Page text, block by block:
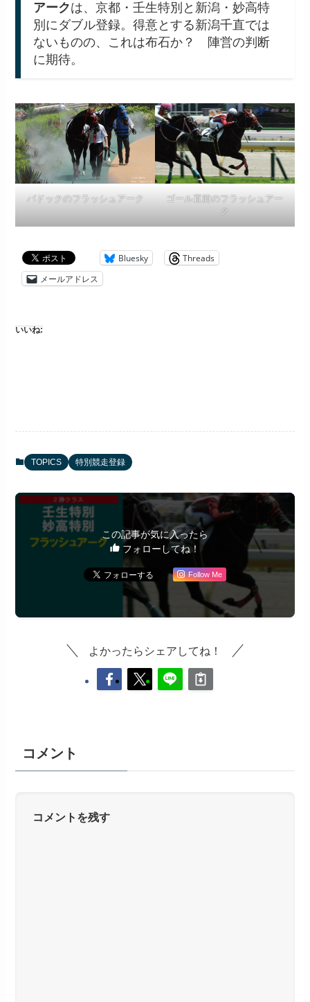
アークは、京都・壬生特別と新潟・妙高特
別にダブル登録。得意とする新潟千直では
ないものの、これは布石か？ 陣営の判断
に期待。
パドックのフラッシュアーク
ゴール直前のフラッシュアー
ク
Bluesky
Threads
メールアドレス
いいね:
TOPICS 特別競走登録
この記事が気に入ったら
フォローしてね！
Follow Me
よかったらシェアしてね！
コメント
コメントを残す